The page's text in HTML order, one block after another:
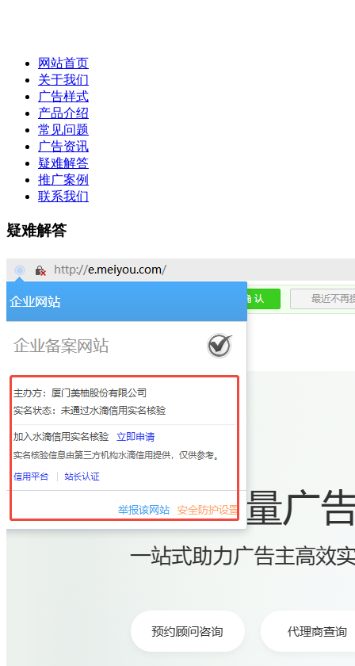
网站首页
关于我们
广告样式
产品介绍
常见问题
广告资讯
疑难解答
推广案例
联系我们
疑难解答
疑难解答|美柚信息流广告代